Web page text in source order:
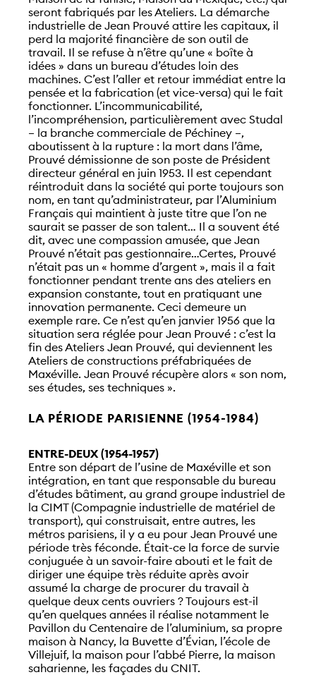
seront fabriqués par les Ateliers. La démarche
industrielle de Jean Prouvé attire les capitaux, il
perd la majorité financière de son outil de
travail. Il se refuse à n’être qu’une « boîte à
idées » dans un bureau d’études loin des
machines. C’est l’aller et retour immédiat entre la
pensée et la fabrication (et vice-versa) qui le fait
fonctionner. L’incommunicabilité,
l’incompréhension, particulièrement avec Studal
– la branche commerciale de Péchiney –,
aboutissent à la rupture : la mort dans l’âme,
Prouvé démissionne de son poste de Président
directeur général en juin 1953. Il est cependant
réintroduit dans la société qui porte toujours son
nom, en tant qu’administrateur, par l’Aluminium
Français qui maintient à juste titre que l’on ne
saurait se passer de son talent… Il a souvent été
dit, avec une compassion amusée, que Jean
Prouvé n’était pas gestionnaire…Certes, Prouvé
n’était pas un « homme d’argent », mais il a fait
fonctionner pendant trente ans des ateliers en
expansion constante, tout en pratiquant une
innovation permanente. Ceci demeure un
exemple rare. Ce n’est qu’en janvier 1956 que la
situation sera réglée pour Jean Prouvé : c’est la
fin des Ateliers Jean Prouvé, qui deviennent les
Ateliers de constructions préfabriquées de
Maxéville. Jean Prouvé récupère alors « son nom,
ses études, ses techniques ».
LA PÉRIODE PARISIENNE (1954-1984)
ENTRE-DEUX (1954-1957)
Entre son départ de l’usine de Maxéville et son
intégration, en tant que responsable du bureau
d’études bâtiment, au grand groupe industriel de
la CIMT (Compagnie industrielle de matériel de
transport), qui construisait, entre autres, les
métros parisiens, il y a eu pour Jean Prouvé une
période très féconde. Était-ce la force de survie
conjuguée à un savoir-faire abouti et le fait de
diriger une équipe très réduite après avoir
assumé la charge de procurer du travail à
quelque deux cents ouvriers ? Toujours est-il
qu’en quelques années il réalise notamment le
Pavillon du Centenaire de l’aluminium, sa propre
maison à Nancy, la Buvette d’Évian, l’école de
Villejuif, la maison pour l’abbé Pierre, la maison
saharienne, les façades du CNIT.